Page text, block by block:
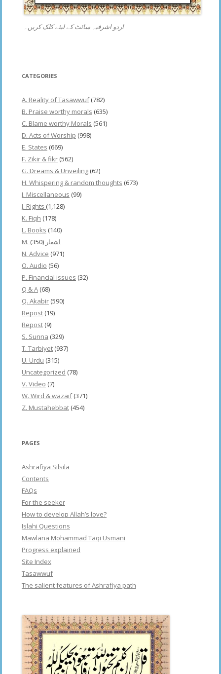
اردو اشرفیہ سائٹ کے لیئے کلک کریں۔
CATEGORIES
A. Reality of Tasawwuf(782)
B. Praise worthy morals (635)
C. Blame worthy Morals (561)
D. Acts of Worship (998)
E. States (669)
F. Zikir & fikr (562)
G. Dreams & Unveiling (62)
H. Whispering & random thoughts (673)
I. Miscellaneous (99)
J. Rights (1,128)
K. Fiqh (178)
L. Books (140)
M. اشعار (350)
N. Advice (971)
O. Audio (56)
P. Financial issues (32)
Q & A (68)
Q. Akabir (590)
Repost (19)
Repost (9)
S. Sunna (329)
T. Tarbiyet (937)
U. Urdu (315)
Uncategorized (78)
V. Video (7)
W. Wird & wazaif(371)
Z. Mustahebbat (454)
PAGES
Ashrafiya Silsila
Contents
FAQs
For the seeker
How to develop Allah’s love?
Islahi Questions
Mawlana Mohammad Taqi Usmani
Progress explained
Site Index
Tasawwuf
The salient features of Ashrafiya path